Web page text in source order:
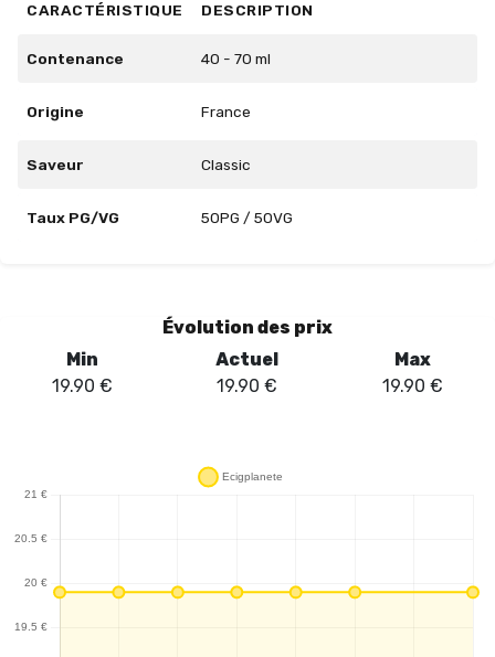
CARACTÉRISTIQUE DESCRIPTION
Contenance 40 - 70 ml
Origine France
Saveur Classic
Taux PG/VG 50PG / 50VG
Évolution des prix
Min
19.90 €
Actuel
19.90 €
Max
19.90 €